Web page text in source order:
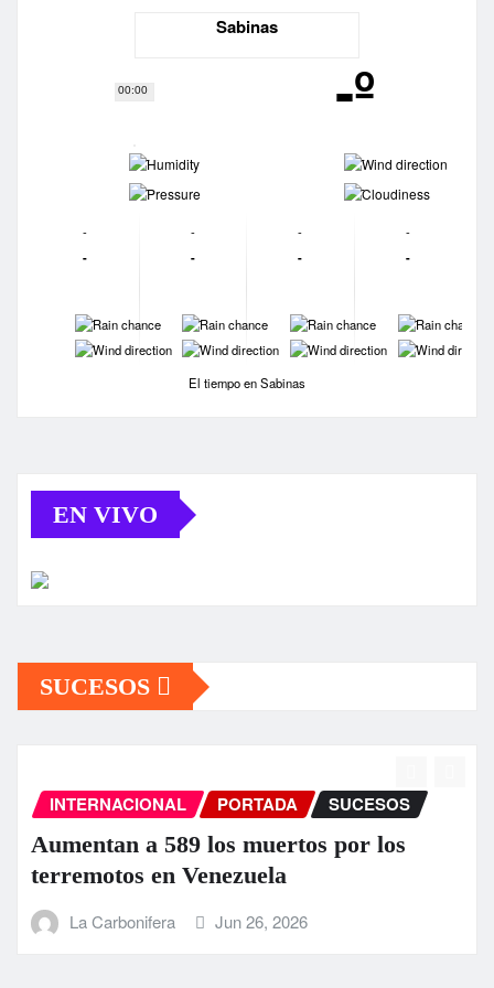
00:00
Sabinas
-º
-
-
-
-
-
-
-
-
-
-
-
-
-
-
-
-
-
-
-
-
El tiempo en Sabinas
EN VIVO
SUCESOS
INTERNACIONAL PORTADA SUCESOS
Aumentan a 589 los muertos por los
terremotos en Venezuela
La Carbonifera Jun 26, 2026